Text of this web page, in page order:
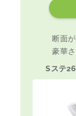
断面
豪華
Sステ